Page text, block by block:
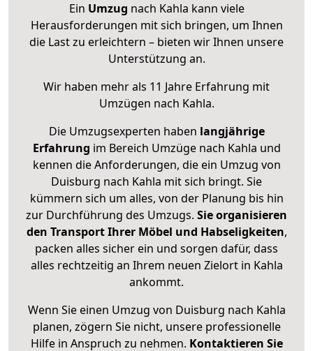
Ein Umzug nach Kahla kann viele
Herausforderungen mit sich bringen, um Ihnen
die Last zu erleichtern – bieten wir Ihnen unsere
Unterstützung an.
Wir haben mehr als 11 Jahre Erfahrung mit
Umzügen nach Kahla.
Die Umzugsexperten haben langjährige
Erfahrung im Bereich Umzüge nach Kahla und
kennen die Anforderungen, die ein Umzug von
Duisburg nach Kahla mit sich bringt. Sie
kümmern sich um alles, von der Planung bis hin
zur Durchführung des Umzugs. Sie organisieren
den Transport Ihrer Möbel und Habseligkeiten,
packen alles sicher ein und sorgen dafür, dass
alles rechtzeitig an Ihrem neuen Zielort in Kahla
ankommt.
Wenn Sie einen Umzug von Duisburg nach Kahla
planen, zögern Sie nicht, unsere professionelle
Hilfe in Anspruch zu nehmen. Kontaktieren Sie